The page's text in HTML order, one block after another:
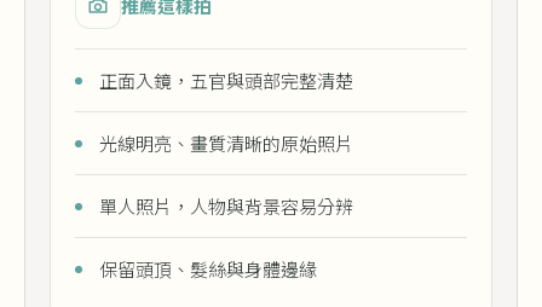
推薦這樣拍
正面入鏡，五官與頭部完整清楚
光線明亮、畫質清晰的原始照片
單人照片，人物與背景容易分辨
保留頭頂、髮絲與身體邊緣